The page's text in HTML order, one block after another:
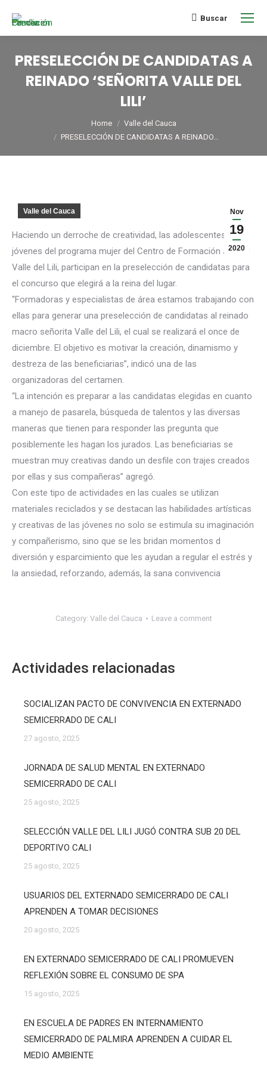
Buscar
PRESELECCIÓN DE CANDIDATAS A
REINADO ‘SEÑORITA VALLE DEL
LILI’
Home
Valle del Cauca
PRESELECCIÓN DE CANDIDATAS A REINADO…
Nov
19
2020
Valle del Cauca
Haciendo un derroche de creatividad, las adolescentes y
jóvenes del programa mujer del Centro de Formación Juvenil
Valle del Lili, participan en la preselección de candidatas para
el concurso que elegirá a la reina del lugar.
“Formadoras y especialistas de área estamos trabajando con
ellas para generar una preselección de candidatas al reinado
macro señorita Valle del Lili, el cual se realizará el once de
diciembre. El objetivo es motivar la creación, dinamismo y
destreza de las beneficiarias”, indicó una de las
organizadoras del certamen.
“La intención es preparar a las candidatas elegidas en cuanto
a manejo de pasarela, búsqueda de talentos y las diversas
maneras que tienen para responder las pregunta que
posiblemente les hagan los jurados. Las beneficiarias se
muestran muy creativas dando un desfile con trajes creados
por ellas y sus compañeras” agregó.
Con este tipo de actividades en las cuales se utilizan
materiales reciclados y se destacan las habilidades artísticas
y creativas de las jóvenes no solo se estimula su imaginación
y compañerismo, sino que se les bridan momentos d
diversión y esparcimiento que les ayudan a regular el estrés y
la ansiedad, reforzando, además, la sana convivencia
Category: Valle del Cauca Leave a comment
Actividades relacionadas
SOCIALIZAN PACTO DE CONVIVENCIA EN EXTERNADO
SEMICERRADO DE CALI
27 agosto, 2025
JORNADA DE SALUD MENTAL EN EXTERNADO
SEMICERRADO DE CALI
25 agosto, 2025
SELECCIÓN VALLE DEL LILI JUGÓ CONTRA SUB 20 DEL
DEPORTIVO CALI
25 agosto, 2025
USUARIOS DEL EXTERNADO SEMICERRADO DE CALI
APRENDEN A TOMAR DECISIONES
20 agosto, 2025
EN EXTERNADO SEMICERRADO DE CALI PROMUEVEN
REFLEXIÓN SOBRE EL CONSUMO DE SPA
15 agosto, 2025
EN ESCUELA DE PADRES EN INTERNAMIENTO
SEMICERRADO DE PALMIRA APRENDEN A CUIDAR EL
MEDIO AMBIENTE